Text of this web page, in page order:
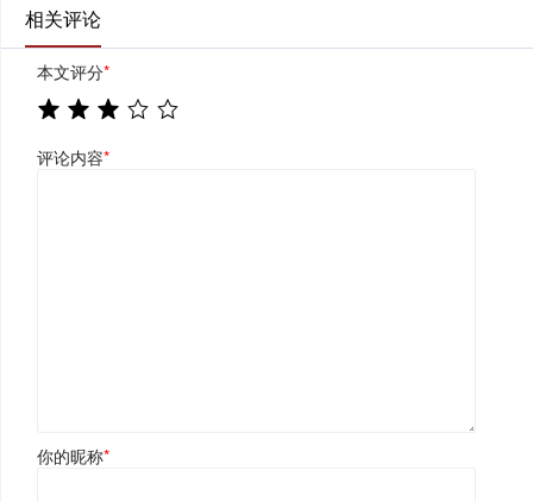
相关评论
本文评分*
评论内容*
你的昵称*